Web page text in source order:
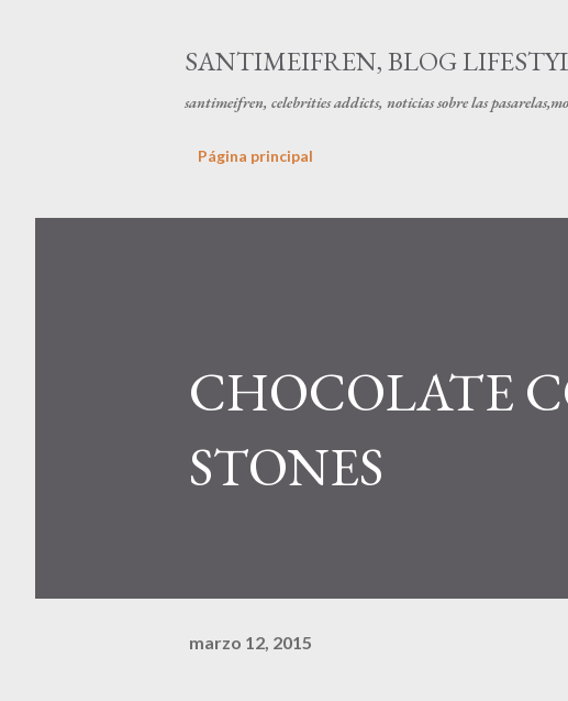
SANTIMEIFREN, BLOG
santimeifren, celebrities addicts, noticias sobre las
Página principal
CHOCOLATE
STONES
marzo 12, 2015